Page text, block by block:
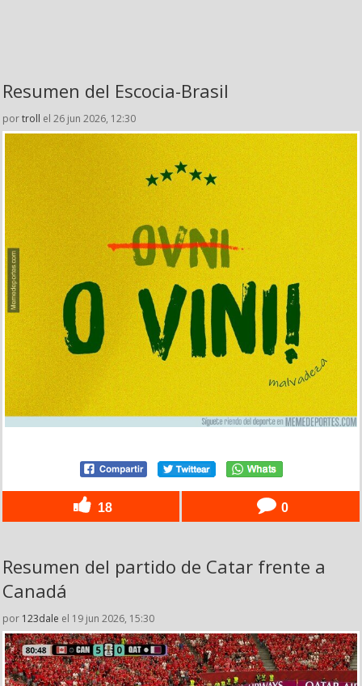
Resumen del Escocia-Brasil
portroll el 26 jun 2026, 12:30
18 0
Resumen del partido de Catar frente a
Canadá
por 123dale el 19 jun 2026, 15:30